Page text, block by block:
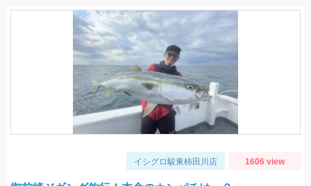
イシグロ駿東柿田川店 1606 view